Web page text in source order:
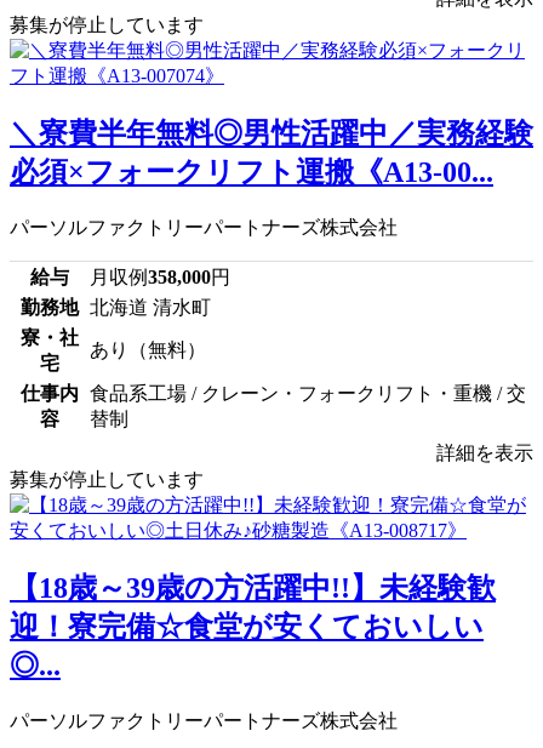
募集が停止しています
＼寮費半年無料◎男性活躍中／実務経験
必須×フォークリフト運搬《A13-00...
パーソルファクトリーパートナーズ株式会社
給与 月収例358,000円
勤務地 北海道 清水町
寮・社
宅
あり（無料）
仕事内
容
食品系工場 / クレーン・フォークリフト・重機 / 交
替制
詳細を表示
募集が停止しています
【18歳～39歳の方活躍中!!】未経験歓
迎！寮完備☆食堂が安くておいしい
◎...
パーソルファクトリーパートナーズ株式会社